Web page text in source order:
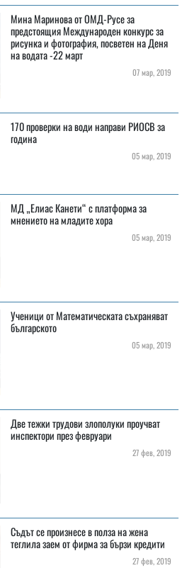
Мина Маринова от ОМД-Русе за
предстоящия Международен конкурс за
рисунка и фотография, посветен на Деня
на водата -22 март
07 мар, 2019
170 проверки на води направи РИОСВ за
година
05 мар, 2019
МД „Елиас Канети“ с платформа за
мнението на младите хора
05 мар, 2019
Ученици от Математическата съхраняват
българското
05 мар, 2019
Две тежки трудови злополуки проучват
инспектори през февруари
27 фев, 2019
Съдът се произнесе в полза на жена
теглила заем от фирма за бързи кредити
27 фев, 2019